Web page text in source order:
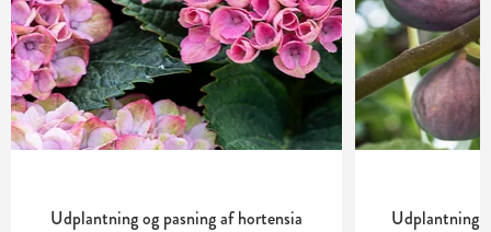
Udplantning og pasning af hortensia Udplantning